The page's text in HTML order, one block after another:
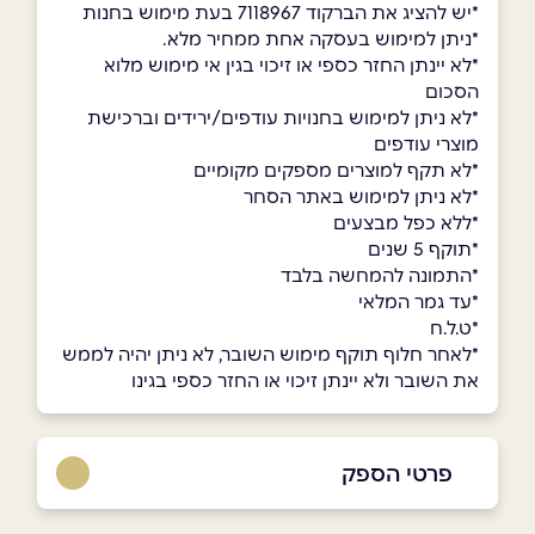
*יש להציג את הברקוד 7118967 בעת מימוש בחנות
*ניתן למימוש בעסקה אחת ממחיר מלא.
*לא יינתן החזר כספי או זיכוי בגין אי מימוש מלוא
הסכום
*לא ניתן למימוש בחנויות עודפים/ירידים וברכישת
מוצרי עודפים
*לא תקף למוצרים מספקים מקומיים
*לא ניתן למימוש באתר הסחר
*ללא כפל מבצעים
*תוקף 5 שנים
*התמונה להמחשה בלבד
*עד גמר המלאי
*ט.ל.ח
*לאחר חלוף תוקף מימוש השובר, לא ניתן יהיה לממש
את השובר ולא יינתן זיכוי או החזר כספי בגינו
פרטי הספק